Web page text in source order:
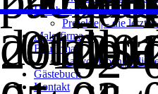
Holzbau
Projekte|| - die
Malerfirma
Baufirma
Bauvorhaben|| - die
Gästebuch
Kontakt